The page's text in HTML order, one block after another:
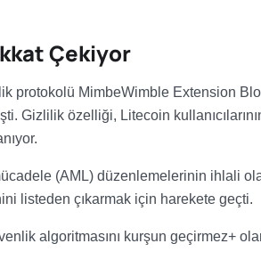
Çekiyor
protokolü MimbeWimble Extension
Gizlilik özelliği, Litecoin
(AML) düzenlemelerinin ihlali
listeden çıkarmak için harekete geçti.
algoritmasını kurşun geçirmez+